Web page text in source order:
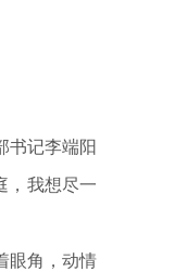
书记李端阳
，我想尽一
眼角，动情